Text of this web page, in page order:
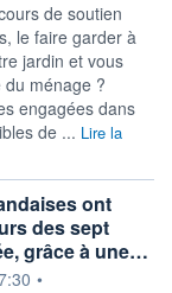
de soutien
le faire garder à
jardin et vous
ménage ?
engagées dans
de ... Lire la
ont
des sept
grâce à une…
•